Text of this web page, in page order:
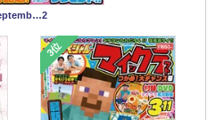
3位